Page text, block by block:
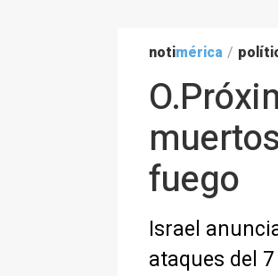
notimérica /
fuego
Israel
ataques del